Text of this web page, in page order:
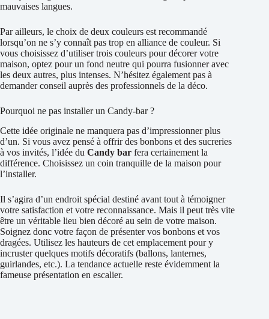
mauvaises langues.
Par ailleurs, le choix de deux couleurs est recommandé
lorsqu’on ne s’y connaît pas trop en alliance de couleur. Si
vous choisissez d’utiliser trois couleurs pour décorer votre
maison, optez pour un fond neutre qui pourra fusionner avec
les deux autres, plus intenses. N’hésitez également pas à
demander conseil auprès des professionnels de la déco.
Pourquoi ne pas installer un Candy-bar ?
Cette idée originale ne manquera pas d’impressionner plus
d’un. Si vous avez pensé à offrir des bonbons et des sucreries
à vos invités, l’idée du Candy bar fera certainement la
différence. Choisissez un coin tranquille de la maison pour
l’installer.
Il s’agira d’un endroit spécial destiné avant tout à témoigner
votre satisfaction et votre reconnaissance. Mais il peut très vite
être un véritable lieu bien décoré au sein de votre maison.
Soignez donc votre façon de présenter vos bonbons et vos
dragées. Utilisez les hauteurs de cet emplacement pour y
incruster quelques motifs décoratifs (ballons, lanternes,
guirlandes, etc.). La tendance actuelle reste évidemment la
fameuse présentation en escalier.